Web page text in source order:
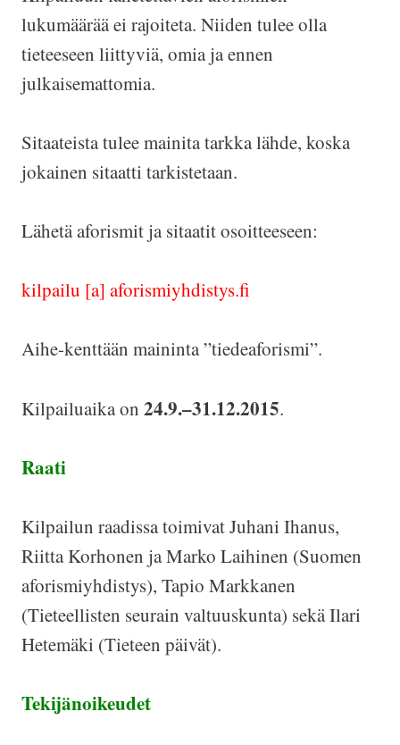
lukumäärää ei rajoiteta. Niiden tulee olla
tieteeseen liittyviä, omia ja ennen
julkaisemattomia.
Sitaateista tulee mainita tarkka lähde, koska
jokainen sitaatti tarkistetaan.
Lähetä aforismit ja sitaatit osoitteeseen:
kilpailu [a] aforismiyhdistys.fi
Aihe-kenttään maininta ”tiedeaforismi”.
Kilpailuaika on 24.9.–31.12.2015.
Raati
Kilpailun raadissa toimivat Juhani Ihanus,
Riitta Korhonen ja Marko Laihinen (Suomen
aforismiyhdistys), Tapio Markkanen
(Tieteellisten seurain valtuuskunta) sekä Ilari
Hetemäki (Tieteen päivät).
Tekijänoikeudet